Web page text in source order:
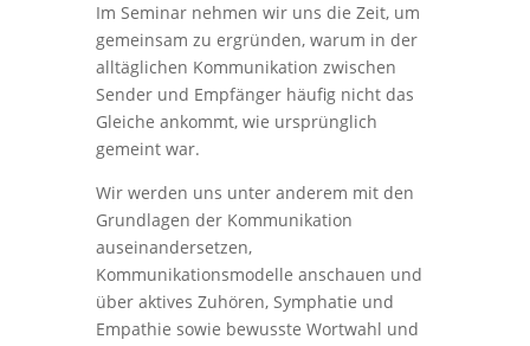
Im Seminar nehmen wir uns die Zeit, um
gemeinsam zu ergründen, warum in der
alltäglichen Kommunikation zwischen
Sender und Empfänger häufig nicht das
Gleiche ankommt, wie ursprünglich
gemeint war.
Wir werden uns unter anderem mit den
Grundlagen der Kommunikation
auseinandersetzen,
Kommunikationsmodelle anschauen und
über aktives Zuhören, Symphatie und
Empathie sowie bewusste Wortwahl und